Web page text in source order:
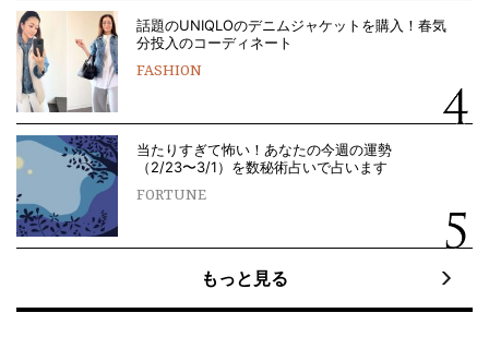
話題のUNIQLOのデニムジャケットを購入！春気
分投入のコーディネート
FASHION
当たりすぎて怖い！あなたの今週の運勢
（2/23〜3/1）を数秘術占いで占います
FORTUNE
もっと見る